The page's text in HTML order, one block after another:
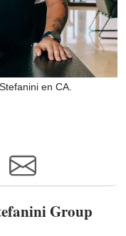
en CA.
Group